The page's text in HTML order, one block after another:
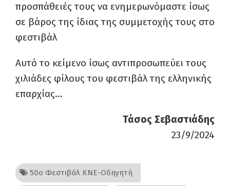
προσπάθειές τους να ενημερωνόμαστε ίσως
σε βάρος της ίδιας της συμμετοχής τους στο
φεστιβάλ
Αυτό το κείμενο ίσως αντιπροσωπεύει τους
χιλιάδες φίλους του φεστιβάλ της ελληνικής
επαρχίας…
Τάσος Σεβαστιάδης
23/9/2024
50ο Φεστιβάλ ΚΝΕ-Οδηγητή